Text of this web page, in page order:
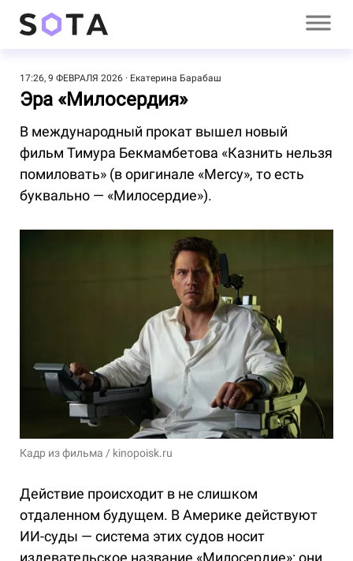
17:26, 9 ФЕВРАЛЯ 2026 Екатерина Барабаш
Эра «Милосердия»
В международный прокат вышел новый
фильм Тимура Бекмамбетова «Казнить нельзя
помиловать» (в оригинале «Mercy», то есть
буквально — «Милосердие»).
Кадр из фильма / kinopoisk.ru
Действие происходит в не слишком
отдаленном будущем. В Америке действуют
ИИ-суды — система этих судов носит